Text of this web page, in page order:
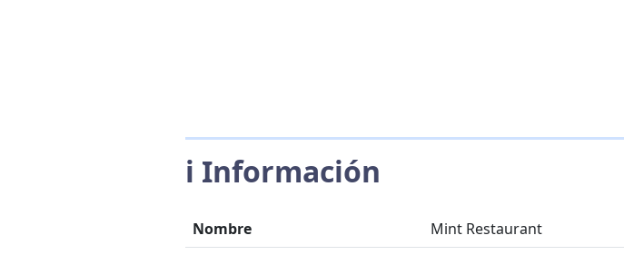
ℹ️ Información
Nombre
Mint Restaurant